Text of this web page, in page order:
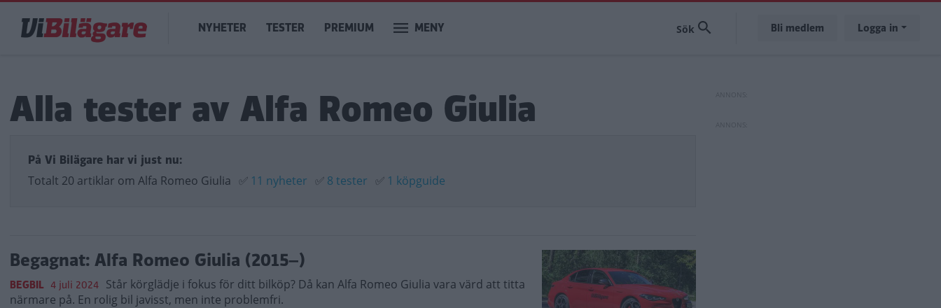
huvudinnehåll
Main
navigation
NYHETER TESTER PREMIUM MENY Bli medlem Logga in
Alla tester av Alfa Romeo Giulia
På Vi Bilägare har vi just nu:
Totalt 20 artiklar om Alfa Romeo Giulia ✅ 11 nyheter ✅ 8 tester ✅ 1 köpguide
Begagnat: Alfa Romeo Giulia (2015–)
BEGBIL 4 juli 2024 Står körglädje i fokus för ditt bilköp? Då kan Alfa Romeo Giulia vara värd att titta
närmare på. En rolig bil javisst, men inte problemfri.